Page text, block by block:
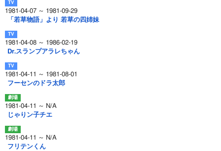
1981-04-07 ～ 1981-09-29
「若草物語」より 若草の四姉妹
1981-04-08 ～ 1986-02-19
Dr.スランプアラレちゃん
1981-04-11 ～ 1981-08-01
フーセンのドラ太郎
1981-04-11 ～ N/A
じゃりン子チエ
1981-04-11 ～ N/A
フリテンくん